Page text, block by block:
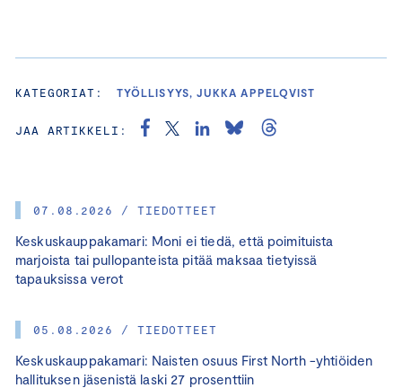
07.08.2026 / TIEDOTTEET
Keskuskauppakamari: Moni ei tiedä, että poimituista
marjoista tai pullopanteista pitää maksaa tietyissä
tapauksissa verot
05.08.2026 / TIEDOTTEET
Keskuskauppakamari: Naisten osuus First North -yhtiöiden
hallituksen jäsenistä laski 27 prosenttiin
KATEGORIAT: TYÖLLISYYS, JUKKA APPELQVIST
JAA ARTIKKELI: